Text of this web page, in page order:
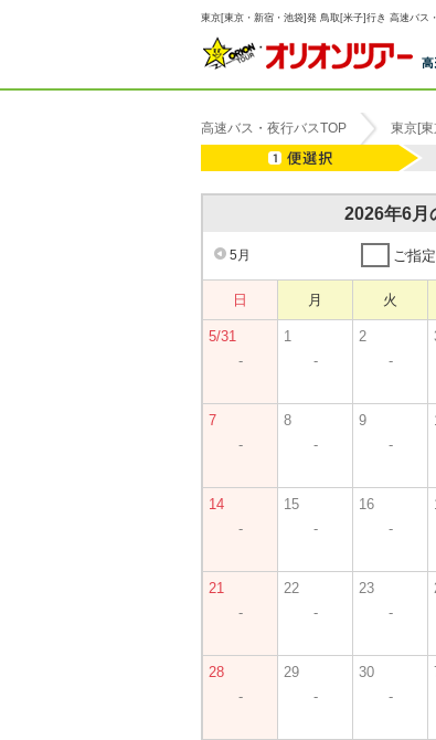
東京[東京・新宿・池袋]発 鳥取[米子]行き 高速バス
高速バス・夜行バスTOP 東京[
2026年6月
5月 ご指
日 月 火
5/31
-
1
-
2
-
7
-
8
-
9
-
14
-
15
-
16
-
21
-
22
-
23
-
28
-
29
-
30
-